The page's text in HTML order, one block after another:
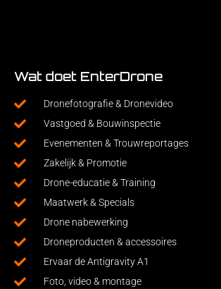
Wat doet EnterDrone
Dronefotografie & Dronevideo
Vastgoed & Bouwinspectie
Evenementen & Trouwreportages
Zakelijk & Promotie
Drone-educatie & Training
Maatwerk & Specials
Drone nabewerking
Droneproducten & accessoires
Ervaar de Antigravity A1
Foto, video & montage